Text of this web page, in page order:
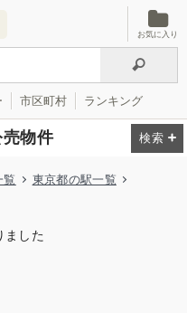
お気に入り
市区町村 ランキング
物件
覧
東京都の駅一覧
ました